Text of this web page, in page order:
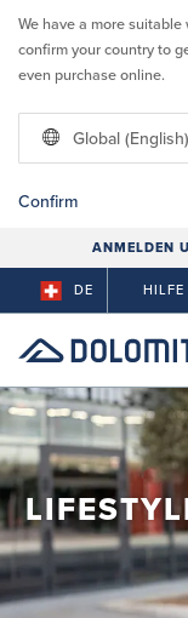
We have a more
confirm your country to
even purchase online.
Global (English)
Confirm
ANMELDEN
DE HILFE